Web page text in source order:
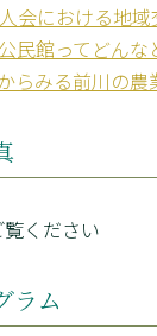
会における地域
民館ってどんな
らみる前川の農
ください
ラム